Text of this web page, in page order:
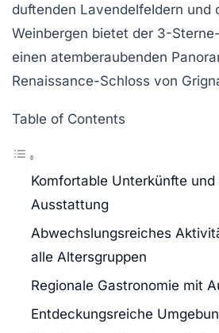
duftenden Lavendelfeldern und
Weinbergen bietet der 3-
einen atemberaubenden
Renaissance-Schloss von
Table of Contents
Komfortable Unterkünfte
Ausstattung
Abwechslungsreiches
alle Altersgruppen
Regionale Gastronomie mit
Entdeckungsreiche